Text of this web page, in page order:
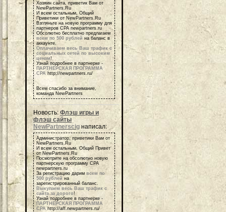
Хозяин сайта, приветик Вам от
NewPartners.Ru
И всем остальным, Общий
Приветики от NewPartners.Ru
Взгляньте на новую программу для
партнеров СРА newpartners.ru
Обсолютно бесплатно предлагаем
всем по 500 рублей на баланс в
аккаунте.
Оплачиваем весь Ваш трафик с
социальных сетей по высоким
ценам!
Узнай подробнее в партнерке -
ПАРТНЕРСКАЯ ПРОГРАММА
СРА http://newpartners.ru/
Всем спасибо за внимание,
команда NewPartners
Новость: Флэш игры и
флэш сайты
NewPartnerscig написал:
Администратор, приветики Вам от
NewPartners.Ru
И всем остальным, Общий Привет
от NewPartners.Ru
Посмотрите на обсолютно новую
партнерскую программу СРА
newpartners.ru
За регистрацию дарим всем по
500 рублей на
зарегистрированный баланс.
Выкупаем весь Ваш трафик с
сайта за дорого!
Узнай подробнее в партнерке -
ПАРТНЕРСКАЯ ПРОГРАММА
СРАhttp://aff.newpartners.ru/